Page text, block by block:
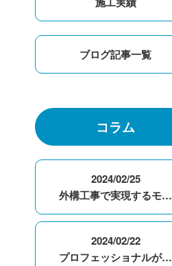
ブログ記事一覧
コラム
2024/02/25
外構工事で実現するモ…
2024/02/22
プロフェッショナルが…